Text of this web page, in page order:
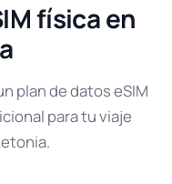
física en
plan de datos eSIM
para tu viaje